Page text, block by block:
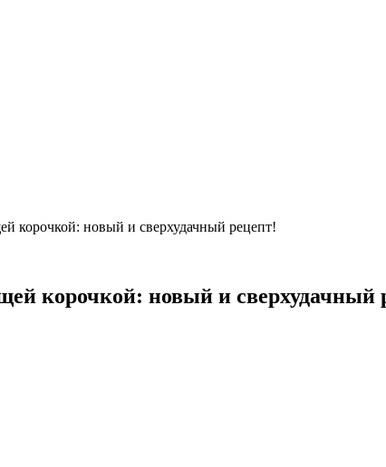
корочкой: новый и сверхудачный рецепт!
корочкой: новый и сверхудачный